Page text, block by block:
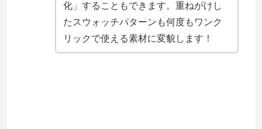
化」することもできます。重ねがけし
たスウォッチパターンも何度もワンク
リックで使える素材に変貌します！